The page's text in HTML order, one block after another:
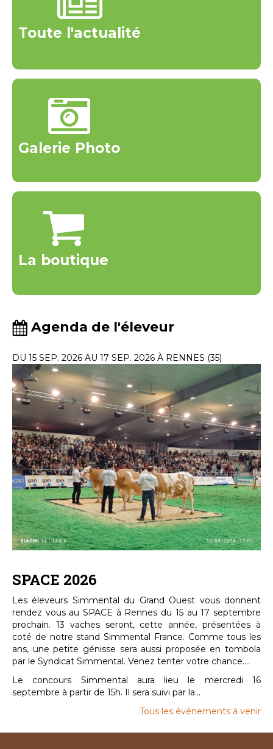
Toute l'actualité
Galerie Photo
La boutique
Agenda de l'éleveur
DU 15 SEP. 2026 AU 17 SEP. 2026 À RENNES (35)
SPACE 2026
Les éleveurs Simmental du Grand Ouest vous donnent
rendez vous au SPACE à Rennes du 15 au 17 septembre
prochain. 13 vaches seront, cette année, présentées à
coté de notre stand Simmental France. Comme tous les
ans, une petite génisse sera aussi proposée en tombola
par le Syndicat Simmental. Venez tenter votre chance....
Le concours Simmental aura lieu le mercredi 16
septembre à partir de 15h. Il sera suivi par la...
Tous les événements à venir